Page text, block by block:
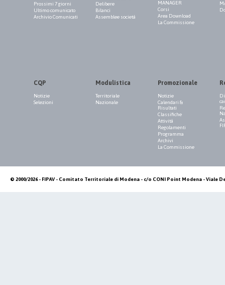
Prossimi 7 giorni
Ultimo comunicato
Archivio Comunicati
Delibere
Bilanci
Assemblee società
MANAGER
Corsi
Area Download
La Commissione
CQP
Notizie
Selezioni
Modulistica
Territoriale
Nazionale
Promozionale
Notizie
Calendari &
Risultati
Classifiche
Attività
Regolamenti
Programma
Archivi
La Commissione
© 2000/2026 - FIPAV - Comitato Territoriale di Modena - c/o CONI Point Modena - Viale